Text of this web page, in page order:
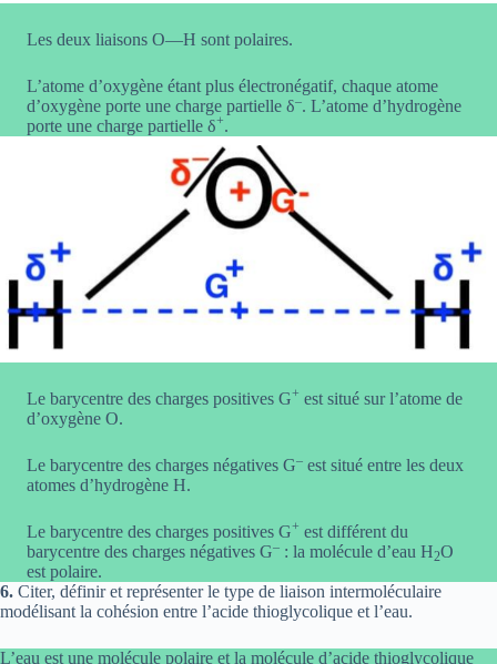
Les deux liaisons O—H sont polaires.
L’atome d’oxygène étant plus électronégatif, chaque atome
d’oxygène porte une charge partielle δ–. L’atome d’hydrogène
porte une charge partielle δ+.
Le barycentre des charges positives G+ est situé sur l’atome de
d’oxygène O.
Le barycentre des charges négatives G– est situé entre les deux
atomes d’hydrogène H.
Le barycentre des charges positives G+ est différent du
barycentre des charges négatives G– : la molécule d’eau H2O
est polaire.
6. Citer, définir et représenter le type de liaison intermoléculaire
modélisant la cohésion entre l’acide thioglycolique et l’eau.
L’eau est une molécule polaire et la molécule d’acide thioglycolique